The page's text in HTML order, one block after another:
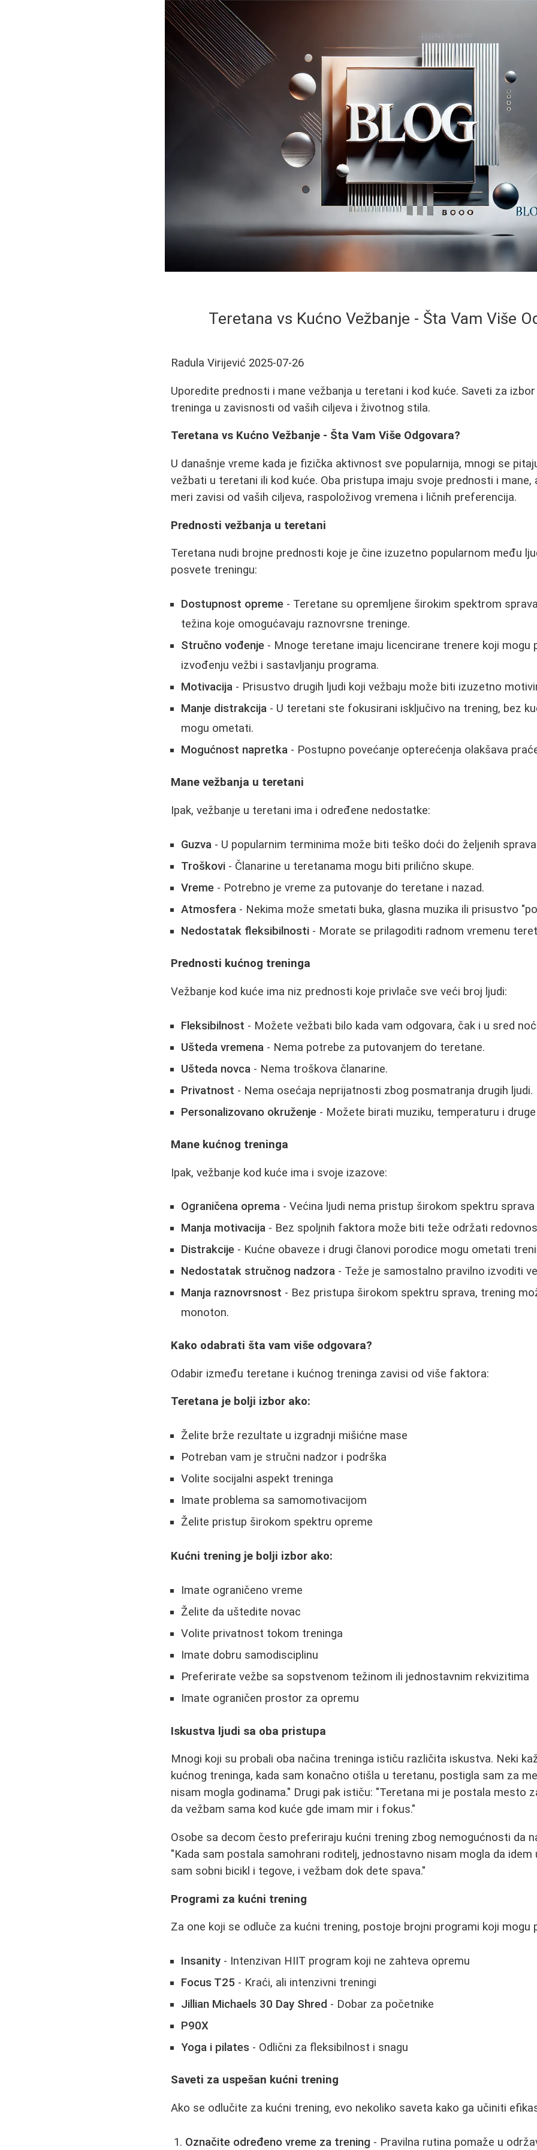
Teretana vs Kućno Vežbanje - Šta Vam Više
Radula Virijević 2025-07-26
Uporedite prednosti i mane vežbanja u teretani i kod kuće. Saveti za
treninga u zavisnosti od vaših ciljeva i životnog stila.
Teretana vs Kućno Vežbanje - Šta Vam Više Odgovara?
U današnje vreme kada je fizička aktivnost sve popularnija, mnogi se
vežbati u teretani ili kod kuće. Oba pristupa imaju svoje prednosti i mane,
meri zavisi od vaših ciljeva, raspoloživog vremena i ličnih preferencija.
Prednosti vežbanja u teretani
Teretana nudi brojne prednosti koje je čine izuzetno popularnom među
posvete treningu:
Dostupnost opreme - Teretane su opremljene širokim spektrom
težina koje omogućavaju raznovrsne treninge.
Stručno vođenje - Mnoge teretane imaju licencirane trenere koji mogu
izvođenju vežbi i sastavljanju programa.
Motivacija - Prisustvo drugih ljudi koji vežbaju može biti izuzetno
Manje distrakcija - U teretani ste fokusirani isključivo na trening, bez
mogu ometati.
Mogućnost napretka - Postupno povećanje opterećenja olakšava
Mane vežbanja u teretani
Ipak, vežbanje u teretani ima i određene nedostatke:
Guzva - U popularnim terminima može biti teško doći do željenih
Troškovi - Članarine u teretanama mogu biti prilično skupe.
Vreme - Potrebno je vreme za putovanje do teretane i nazad.
Atmosfera - Nekima može smetati buka, glasna muzika ili prisustvo
Nedostatak fleksibilnosti - Morate se prilagoditi radnom vremenu
Prednosti kućnog treninga
Vežbanje kod kuće ima niz prednosti koje privlače sve veći broj ljudi:
Fleksibilnost - Možete vežbati bilo kada vam odgovara, čak i u sred
Ušteda vremena - Nema potrebe za putovanjem do teretane.
Ušteda novca - Nema troškova članarine.
Privatnost - Nema osećaja neprijatnosti zbog posmatranja drugih ljudi.
Personalizovano okruženje - Možete birati muziku, temperaturu i
Mane kućnog treninga
Ipak, vežbanje kod kuće ima i svoje izazove:
Ograničena oprema - Većina ljudi nema pristup širokom spektru
Manja motivacija - Bez spoljnih faktora može biti teže održati
Distrakcije - Kućne obaveze i drugi članovi porodice mogu ometati
Nedostatak stručnog nadzora - Teže je samostalno pravilno izvoditi
Manja raznovrsnost - Bez pristupa širokom spektru sprava, trening
monoton.
Kako odabrati šta vam više odgovara?
Odabir između teretane i kućnog treninga zavisi od više faktora:
Teretana je bolji izbor ako:
Želite brže rezultate u izgradnji mišićne mase
Potreban vam je stručni nadzor i podrška
Volite socijalni aspekt treninga
Imate problema sa samomotivacijom
Želite pristup širokom spektru opreme
Kućni trening je bolji izbor ako:
Imate ograničeno vreme
Želite da uštedite novac
Volite privatnost tokom treninga
Imate dobru samodisciplinu
Preferirate vežbe sa sopstvenom težinom ili jednostavnim rekvizitima
Imate ograničen prostor za opremu
Iskustva ljudi sa oba pristupa
Mnogi koji su probali oba načina treninga ističu različita iskustva. Neki
kućnog treninga, kada sam konačno otišla u teretanu, postigla sam za
nisam mogla godinama." Drugi pak ističu: "Teretana mi je postala mesto
da vežbam sama kod kuće gde imam mir i fokus."
Osobe sa decom često preferiraju kućni trening zbog nemogućnosti da
"Kada sam postala samohrani roditelj, jednostavno nisam mogla da idem
sam sobni bicikl i tegove, i vežbam dok dete spava."
Programi za kućni trening
Za one koji se odluče za kućni trening, postoje brojni programi koji mogu
Insanity - Intenzivan HIIT program koji ne zahteva opremu
Focus T25 - Kraći, ali intenzivni treningi
Jillian Michaels 30 Day Shred - Dobar za početnike
P90X
Yoga i pilates - Odlični za fleksibilnost i snagu
Saveti za uspešan kućni trening
Ako se odlučite za kućni trening, evo nekoliko saveta kako ga učiniti
Označite određeno vreme za trening - Pravilna rutina pomaže u